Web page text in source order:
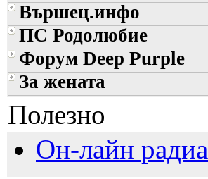
Вършец.инфо
ПС Родолюбие
Форум Deep Purple
За жената
Полезно
Он-лайн радиа